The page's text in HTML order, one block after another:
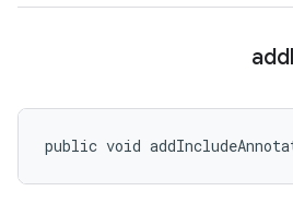
add
public void